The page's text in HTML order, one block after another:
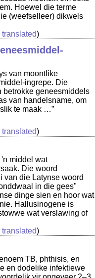
Hoewel die terme
(weefselleer) dikwels
)
van moontlike
ingrepe. Die
betrokke geneesmiddels
van handelsname, om
te maak …”
)
middel wat
Die woord
van die Latynse woord
in die gees"
dinge sien en hoor wat
Hallusinogene is
wat verslawing of
)
TB, phthisis, en
en dodelike infektiewe